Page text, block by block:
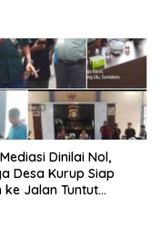
Dinilai Nol,
Desa Kurup Siap
ke Jalan Tuntut